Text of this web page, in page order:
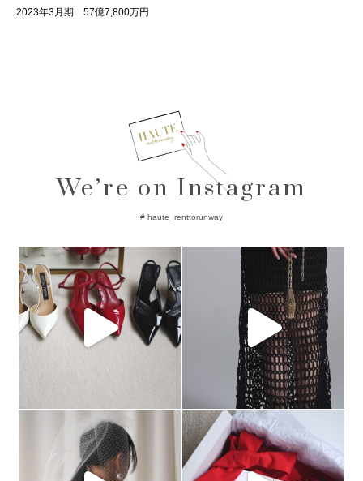
2023年3月期 57億7,800万円
We’re on Instagram
# haute_renttorunway